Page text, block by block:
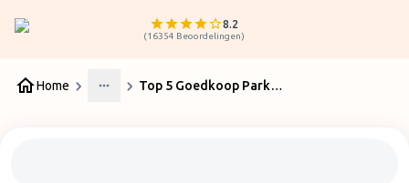
8.2
(16354 Beoordelingen)
Home
More
Top 5 Goedkoop Parkeren Charleroi Airport